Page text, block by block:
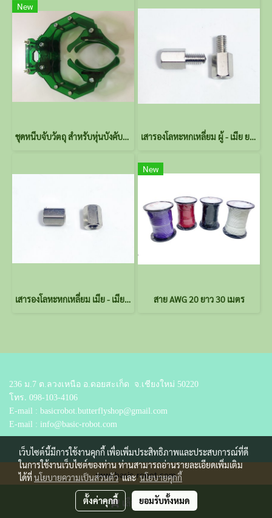
เลือกสินค้า
New
ชุดหนีบจับวัตถุ สำหรับหุ่นบังคับด้วยรีโมท เสารองโลหะหกเหลี่ยม ผู้ - เมีย ยาว 6+5 มม.
เสารองโลหะหกเหลี่ยม เมีย - เมีย ยาว 6 มม.
New
สาย AWG 20 ยาว 30 เมตร
236 ม.7 ต.ลวงเหนือ อ.ดอยสะเก็ด จ.เชียงใหม่ 50220
โทร. 098-103-4106
E-mail : basicrobot.butterflyshop@gmail.com
E-mail : info@basic-robot.com
www.basic-robot.com
ผู้เข้าชมวันนี้ 1,883
เว็บไซต์นี้มีการใช้งานคุกกี้ เพื่อเพิ่มประสิทธิภาพและประสบการณ์ที่ดี
ในการใช้งานเว็บไซต์ของท่าน ท่านสามารถอ่านรายละเอียดเพิ่มเติม
ได้ที่นโยบายความเป็นส่วนตัวและนโยบายคุกกี้
ตั้งค่าคุกกี้ ยอมรับทั้งหมด